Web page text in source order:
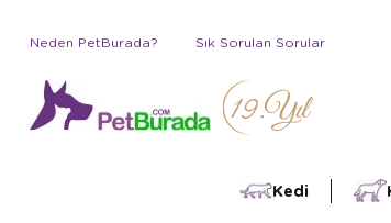
Neden PetBurada? Sık Sorulan Sorular
Kedi